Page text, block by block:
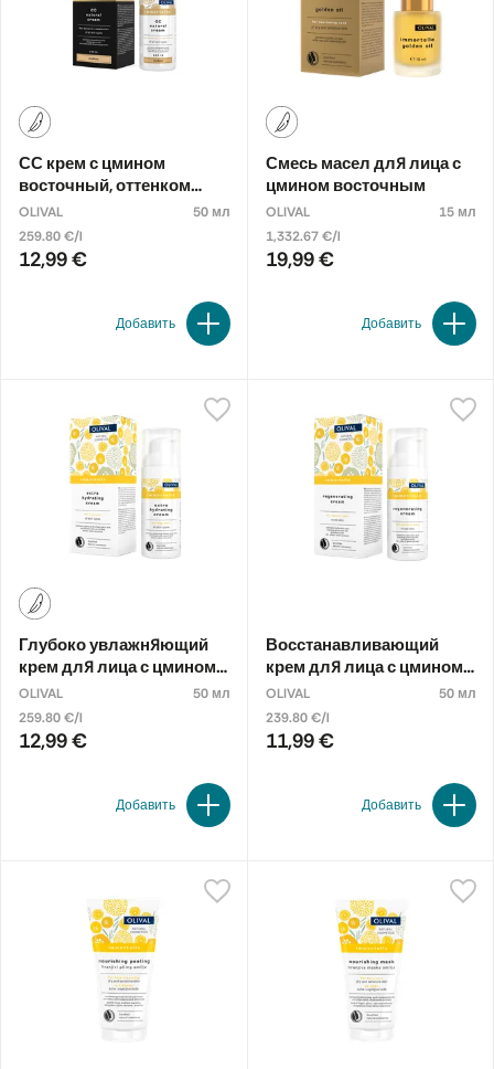
СС крем с цмином
восточный, оттенком
LIGHT
OLIVAL
50 мл
259.80 €/l
12,99 €
Добавить
Смесь масел для лица с
цмином восточным
OLIVAL
15 мл
1,332.67 €/l
19,99 €
Добавить
Глубоко увлажняющий
крем для лица с цмином
восточным
OLIVAL
50 мл
259.80 €/l
12,99 €
Добавить
Восстанавливающий
крем для лица с цмином
восточным
OLIVAL
50 мл
239.80 €/l
11,99 €
Добавить